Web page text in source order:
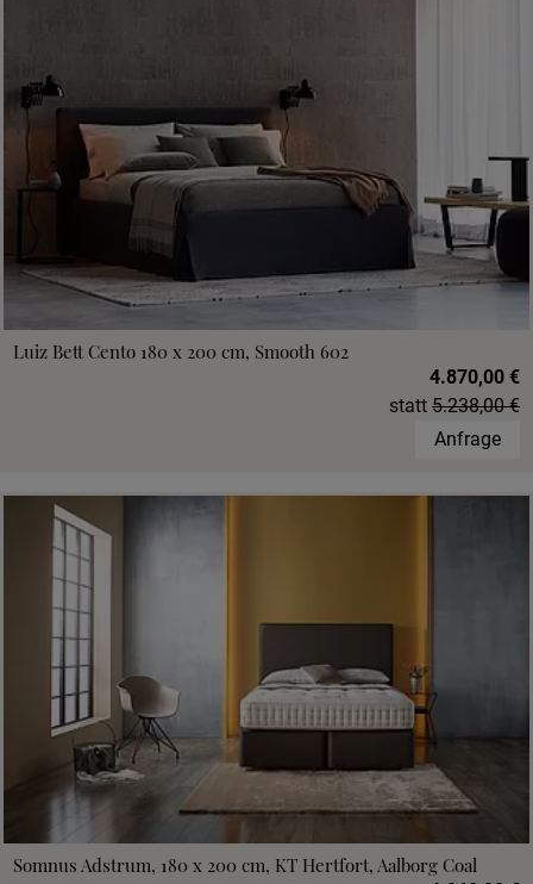
Luiz Bett Cento 180 x 200 cm, Smooth 602
4.870,00 €
statt 5.238,00 €
Anfrage
Somnus Adstrum, 180 x 200 cm, KT Hertfort, Aalborg Coal